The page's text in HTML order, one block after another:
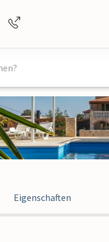
+4940688715475
Eigenschaften